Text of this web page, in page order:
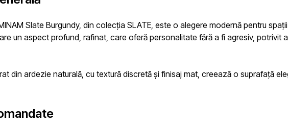
Slate Burgundy, din colecția SLATE , este o alegere modernă pentru
un aspect profund, rafinat, care oferă personalitate fără a fi agresiv, potrivit
din ardezie naturală, cu textură discretă și finisaj mat, creează o suprafață